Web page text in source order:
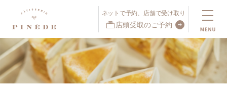
ネットで予約、店舗で受け取り
店頭受取のご予約
ネットで予約、店舗で受け取り
店頭受取予約受付中！